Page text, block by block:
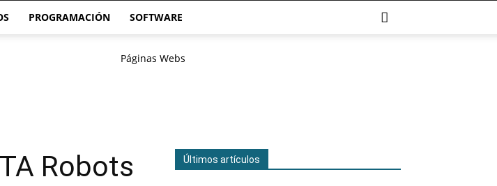
PROGRAMACIÓN SOFTWARE
Robots
Últimos artículos